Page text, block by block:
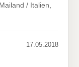
/ Italien,
17.05.2018